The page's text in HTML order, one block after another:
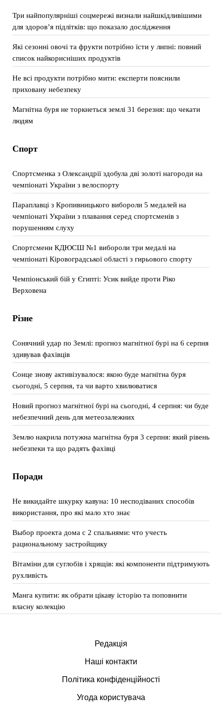
Три найпопулярніші соцмережі визнали найшкідливішими
для здоров’я підлітків: що показало дослідження
Які сезонні овочі та фрукти потрібно їсти у липні: повний
список найкорисніших продуктів
Не всі продукти потрібно мити: експерти пояснили
приховану небезпеку
Магнітна буря не торкнеться землі 31 березня: що чекати
людям
Спорт
Спортсменка з Олександрії здобула дві золоті нагороди на
чемпіонаті України з велоспорту
Параплавці з Кропивницького вибороли 5 медалей на
чемпіонаті України з плавання серед спортсменів з
порушенням слуху
Спортсмени КДЮСШ №1 вибороли три медалі на
чемпіонаті Кіровоградської області з гирьового спорту
Чемпіонський бій у Єгипті: Усик вийде проти Ріко
Верховена
Різне
Сонячний удар по Землі: прогноз магнітної бурі на 6 серпня
здивував фахівців
Сонце знову активізувалося: якою буде магнітна буря
сьогодні, 5 серпня, та чи варто хвилюватися
Новий прогноз магнітної бурі на сьогодні, 4 серпня: чи буде
небезпечний день для метеозалежних
Землю накрила потужна магнітна буря 3 серпня: який рівень
небезпеки та що радять фахівці
Поради
Не викидайте шкурку кавуна: 10 несподіваних способів
використання, про які мало хто знає
Выбор проекта дома с 2 спальнями: что учесть
рациональному застройщику
Вітаміни для суглобів і хрящів: які компоненти підтримують
рухливість
Манга купити: як обрати цікаву історію та поповнити
власну колекцію
Редакція
Наші контакти
Політика конфіденційності
Угода користувача